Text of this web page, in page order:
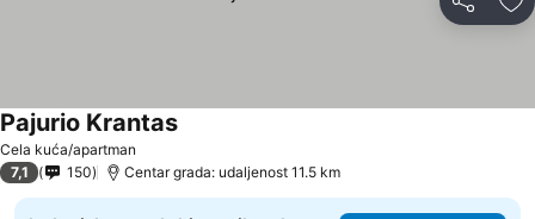
Deli
Cela kuća/apartman
Pajurio Krantas
7,1 150 Centar grada: udaljenost 11.5 km